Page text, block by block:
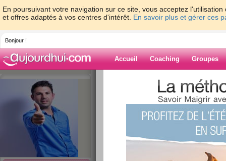
En poursuivant votre navigation sur ce site, vous acceptez
et offres adaptés à vos centres d'intérêt. En savoir plus et gérer ces
Bonjour !
Accueil Coaching Groupes
>
Blog de